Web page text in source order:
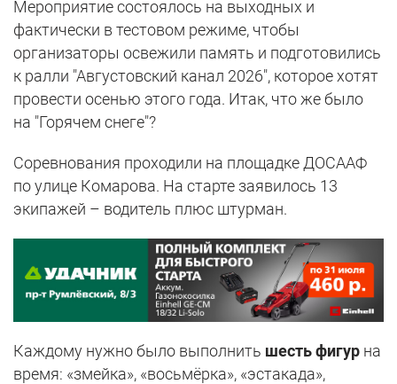
Мероприятие состоялось на выходных и
фактически в тестовом режиме, чтобы
организаторы освежили память и подготовились
к ралли "Августовский канал 2026", которое хотят
провести осенью этого года. Итак, что же было
на "Горячем снеге"?
Соревнования проходили на площадке ДОСААФ
по улице Комарова. На старте заявилось 13
экипажей – водитель плюс штурман.
Каждому нужно было выполнить шесть фигур на
время: «змейка», «восьмёрка», «эстакада»,